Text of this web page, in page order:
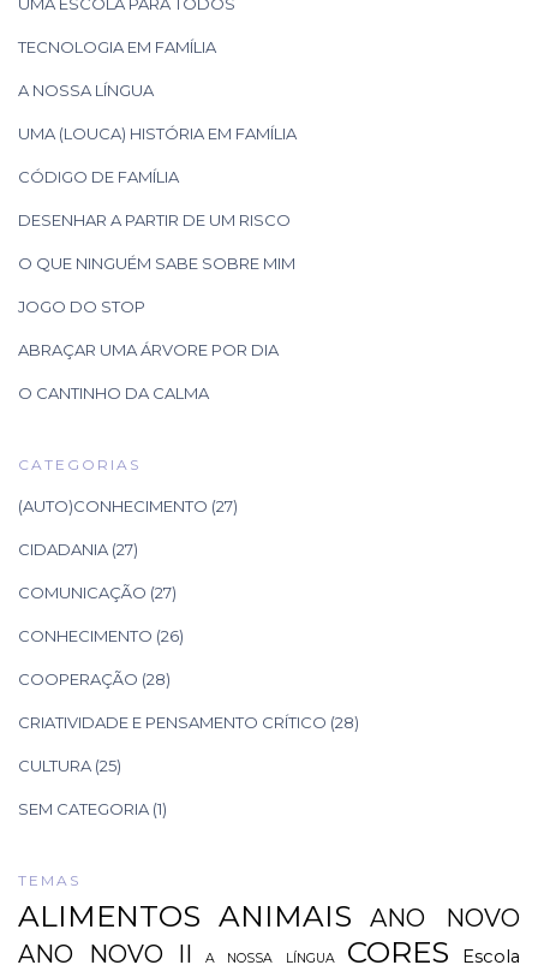
TECNOLOGIA EM FAMÍLIA
A NOSSA LÍNGUA
UMA (LOUCA) HISTÓRIA EM FAMÍLIA
CÓDIGO DE FAMÍLIA
DESENHAR A PARTIR DE UM RISCO
O QUE NINGUÉM SABE SOBRE MIM
JOGO DO STOP
ABRAÇAR UMA ÁRVORE POR DIA
O CANTINHO DA CALMA
CATEGORIAS
(AUTO)CONHECIMENTO (27)
CIDADANIA (27)
COMUNICAÇÃO (27)
CONHECIMENTO (26)
COOPERAÇÃO (28)
CRIATIVIDADE E PENSAMENTO CRÍTICO (28)
CULTURA (25)
SEM CATEGORIA (1)
TEMAS
ALIMENTOS ANIMAIS
ANO NOVO
ANO NOVO II
A NOSSA LÍNGUA CORES Escola